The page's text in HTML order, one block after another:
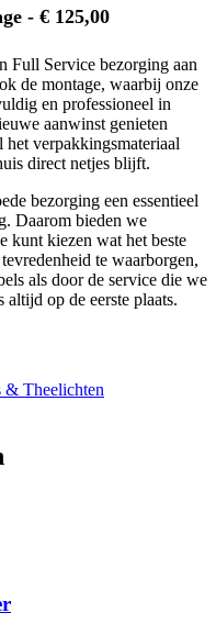
- € 125,00
Full Service bezorging aan
de montage, waarbij onze
en professioneel in
aanwinst genieten
verpakkingsmateriaal
direct netjes blijft.
bezorging een essentieel
Daarom bieden we
kunt kiezen wat het beste
te waarborgen,
als door de service die we
op de eerste plaats.
& Theelichten